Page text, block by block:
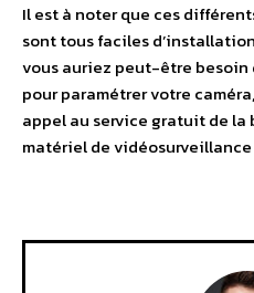
Il est à noter que ces
sont tous faciles
vous auriez peut-être besoin
pour paramétrer votre
appel au service gratuit de
matériel de